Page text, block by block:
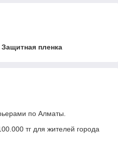
Защитная пленка
по Алматы.
тг для жителей города